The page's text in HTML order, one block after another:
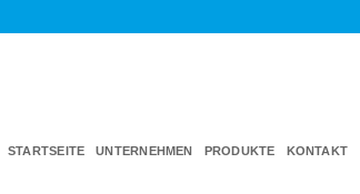
STARTSEITE UNTERNEHMEN PRODUKTE KONTAKT